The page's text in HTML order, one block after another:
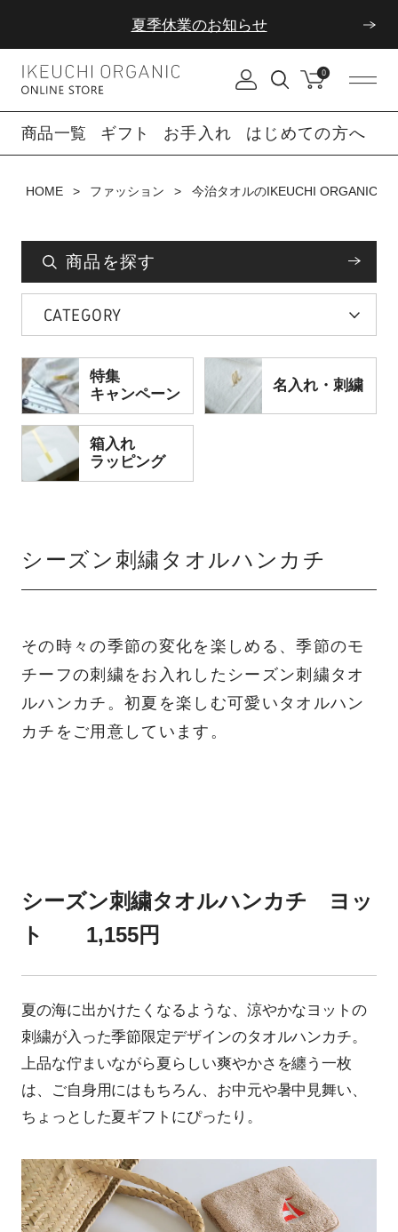
夏季休業のお知らせ
夏季休業のお知らせ
0
商品一覧 ギフト お手入れ はじめての方へ
HOME ファッション 今治タオルのIKEUCHI ORGANICの
商品を探す
CATEGORY
特集
キャンペーン
名入れ・刺繍
箱入れ
ラッピング
シーズン刺繍タオルハンカチ
その時々の季節の変化を楽しめる、季節のモ
チーフの刺繍をお入れしたシーズン刺繍タオ
ルハンカチ。初夏を楽しむ可愛いタオルハン
カチをご用意しています。
シーズン刺繍タオルハンカチ ヨッ
ト 1,155円
夏の海に出かけたくなるような、涼やかなヨットの
刺繍が入った季節限定デザインのタオルハンカチ。
上品な佇まいながら夏らしい爽やかさを纏う一枚
は、ご自身用にはもちろん、お中元や暑中見舞い、
ちょっとした夏ギフトにぴったり。